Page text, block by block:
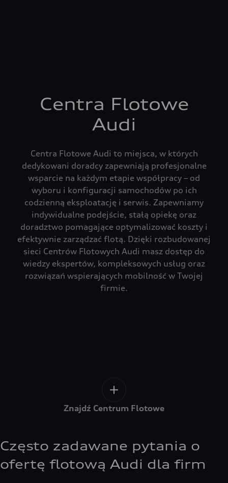
Centra Flotowe
Audi
Centra Flotowe Audi to miejsca, w których
dedykowani doradcy zapewniają profesjonalne
wsparcie na każdym etapie współpracy – od
wyboru i konfiguracji samochodów po ich
codzienną eksploatację i serwis. Zapewniamy
indywidualne podejście, stałą opiekę oraz
doradztwo pomagające optymalizować koszty i
efektywnie zarządzać flotą. Dzięki rozbudowanej
sieci Centrów Flotowych Audi masz dostęp do
wiedzy ekspertów, kompleksowych usług oraz
rozwiązań wspierających mobilność w Twojej
firmie.
Znajdź Centrum Flotowe
Często zadawane pytania o
ofertę flotową Audi dla firm